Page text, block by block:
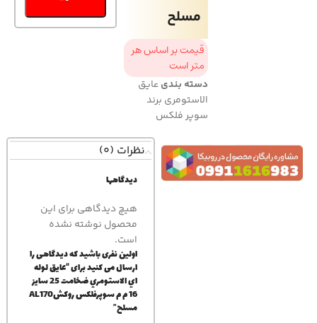
مسلح
قیمت بر اساس هر
متر است
دسته بندی عایق
الاستومری برند
سوپر فلکس
نظرات (0)
دیدگاهها
هیچ دیدگاهی برای این
محصول نوشته نشده
است.
اولین نفری باشید که دیدگاهی را
ارسال می کنید برای “عايق لوله
اي الاستومري ضخامت 25 سايز
16 م م سوپرفلكس روكشAL170
مسلح”